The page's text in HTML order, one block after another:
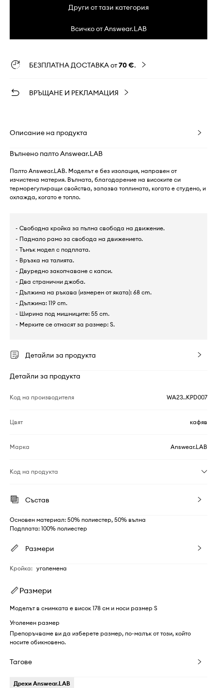
Други от тази категория
Всичко от Answear.LAB
БЕЗПЛАТНА ДОСТАВКА от70 €.
ВРЪЩАНЕ И РЕКЛАМАЦИЯ
Описание на продукта
Вълнено палто Answear.LAB
Палто Answear.LAB. Моделът е без изолация, направен от
изчистена материя. Вълната, благодарение на високите си
терморегулиращи свойства, запазва топлината, когато е студено, и
охлажда, когато е топло.
- Свободна кройка за пълна свобода на движение.
- Паднало рамо за свобода на движението.
- Тънък модел с подплата.
- Връзка на талията.
- Двуредно закопчаване с капси.
- Два странични джоба.
- Дължина на ръкава (измерен от яката): 68 cm.
- Дължина: 119 cm.
- Ширина под мишниците: 55 cm.
- Мерките се отнасят за размер: S.
Детайли за продукта
Детайли за продукта
Код на производителя WA23..KPD007
Цвят кафяв
Марка Answear.LAB
Код на продукта
Състав
Основен материал: 50% полиестер, 50% вълна
Подплата: 100% полиестер
Размери
Кройка: уголемена
Размери
Моделът в снимката е висок 178 см и носи размер S
Уголемен размер
Препоръчваме ви да изберете размер, по-малък от този, който
носите обикновено.
Тагове
Дрехи Answear.LAB